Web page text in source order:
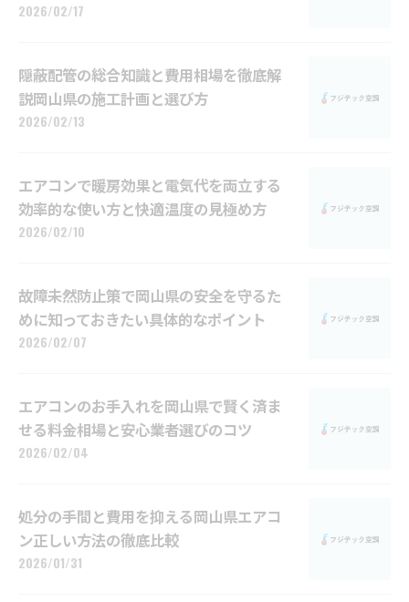
2026/02/17
隠蔽配管の総合知識と費用相場を徹底解
説岡山県の施工計画と選び方
2026/02/13
エアコンで暖房効果と電気代を両立する
効率的な使い方と快適温度の見極め方
2026/02/10
故障未然防止策で岡山県の安全を守るた
めに知っておきたい具体的なポイント
2026/02/07
エアコンのお手入れを岡山県で賢く済ま
せる料金相場と安心業者選びのコツ
2026/02/04
処分の手間と費用を抑える岡山県エアコ
ン正しい方法の徹底比較
2026/01/31